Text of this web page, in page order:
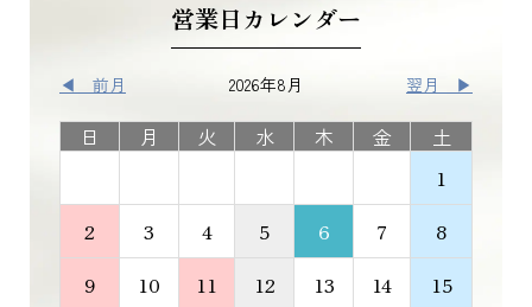
営業日カレンダー
◀ 前月 2026年8月 翌月 ▶
日 月 火 水 木 金
土
1
2
3 4 5 6 7
8
9
10 11 12 13 14
15